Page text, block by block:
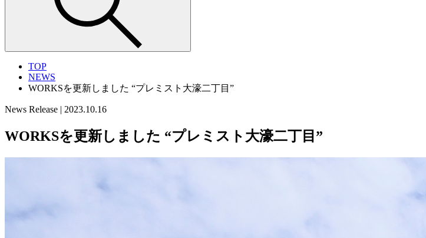
TOP
NEWS
WORKSを更新しました “プレミスト大濠二丁目”
News Release | 2023.10.16
WORKSを更新しました “プレミスト大濠二丁目”